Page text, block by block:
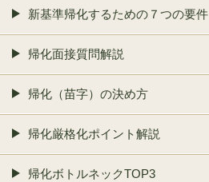
新基準帰化するための７つの要件
帰化面接質問解説
帰化（苗字）の決め方
帰化厳格化ポイント解説
帰化ボトルネックTOP3